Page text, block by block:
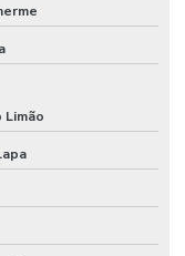
Eletrônicos
Limão